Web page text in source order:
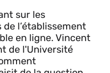
sur les
l’établissement
en ligne. Vincent
de l'Université